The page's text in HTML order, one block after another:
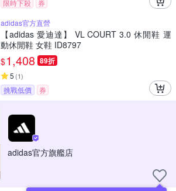
限時下殺
券
adidas官方直營
【adidas 愛迪達】 VL COURT 3.0 休閒鞋 運
動休閒鞋 女鞋 ID8797
$1,408 89折
5 (1)
挑戰低價 券
adidas官方旗艦店